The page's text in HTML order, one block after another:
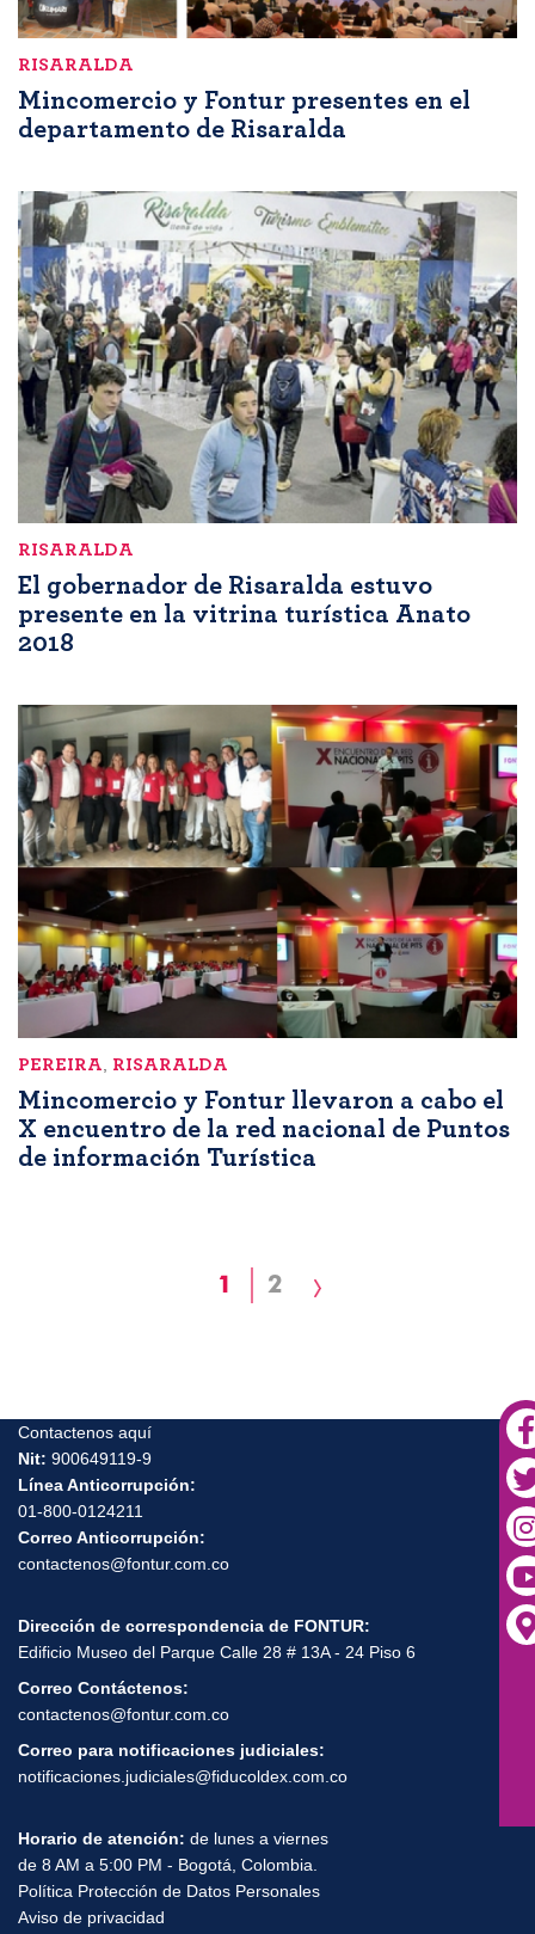
RISARALDA
Mincomercio y Fontur presentes en el
departamento de Risaralda
RISARALDA
El gobernador de Risaralda estuvo
presente en la vitrina turística Anato
2018
PEREIRA RISARALDA
Mincomercio y Fontur llevaron a cabo el
X encuentro de la red nacional de Puntos
de información Turística
Página
1 Page
2
Siguiente
Contactenos aquí
Nit: 900649119-9
Línea Anticorrupción:
01-800-0124211
Correo Anticorrupción:
contactenos@fontur.com.co
Dirección de correspondencia de FONTUR:
Edificio Museo del Parque Calle 28 # 13A - 24 Piso 6
Correo Contáctenos:
contactenos@fontur.com.co
Correo para notificaciones judiciales:
notificaciones.judiciales@fiducoldex.com.co
Horario de atención: de lunes a viernes
de 8 AM a 5:00 PM - Bogotá, Colombia.
Política Protección de Datos Personales
Aviso de privacidad